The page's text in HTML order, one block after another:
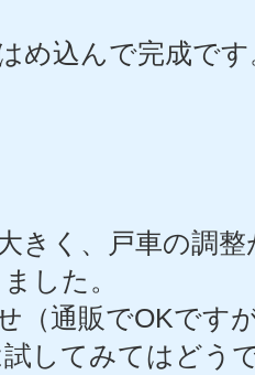
め込んで完成です
きく、戸車の調
した。
（通販でOKです
してみてはどう